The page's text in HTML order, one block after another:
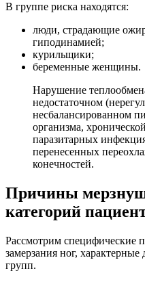
В группе риска находятся:
люди, страдающие
гиподинамией;
курильщики;
беременные женщины.
Нарушение
недостаточном
несбалансированном
организма,
паразитарных
перенесенных
конечностей.
Причины
категорий
Рассмотрим специфические
замерзания ног,
групп.